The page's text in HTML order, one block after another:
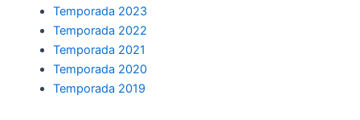
Temporada 2023
Temporada 2022
Temporada 2021
Temporada 2020
Temporada 2019